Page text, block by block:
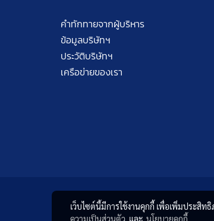
คำทักทายจากผู้บริหาร
ข้อมูลบริษัทฯ
ประวัติบริษัทฯ
เครือข่ายของเรา
เว็บไซต์นี้มีการใช้งานคุกกี้ เพื่อเพิ่มประสิท
ความเป็นส่วนตัว และ นโยบายคุกกี้